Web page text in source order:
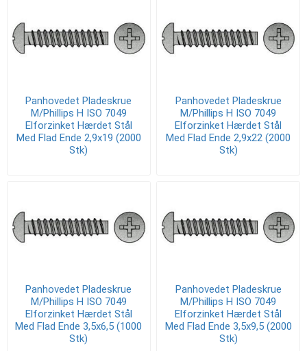
Panhovedet Pladeskrue
M/Phillips H ISO 7049
Elforzinket Hærdet Stål
Med Flad Ende 2,9x19 (2000
Stk)
Panhovedet Pladeskrue
M/Phillips H ISO 7049
Elforzinket Hærdet Stål
Med Flad Ende 2,9x22 (2000
Stk)
Panhovedet Pladeskrue
M/Phillips H ISO 7049
Elforzinket Hærdet Stål
Med Flad Ende 3,5x6,5 (1000
Stk)
Panhovedet Pladeskrue
M/Phillips H ISO 7049
Elforzinket Hærdet Stål
Med Flad Ende 3,5x9,5 (2000
Stk)